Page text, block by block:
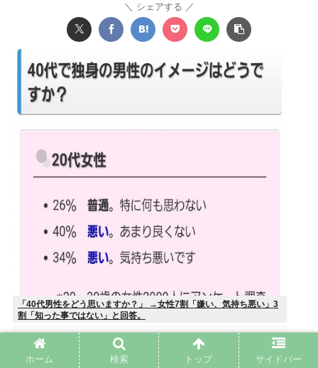
シェアする
「40代男性をどう思いますか？」 →女性7割「嫌い、気持ち悪い」3
割「知った事ではない」と回答。
ホーム 検索 トップ サイドバー